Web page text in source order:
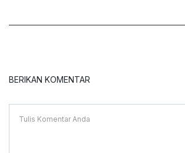
BERIKAN KOMENTAR